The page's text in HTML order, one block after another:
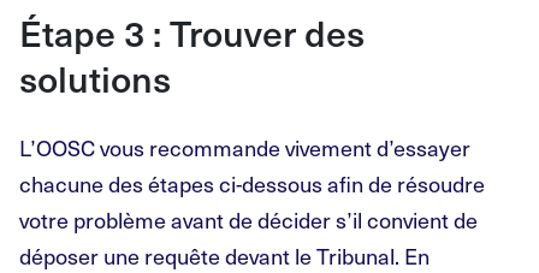
Étape 3 : Trouver des
solutions
L’OOSC vous recommande vivement d’essayer
chacune des étapes ci-dessous afin de résoudre
votre problème avant de décider s’il convient de
déposer une requête devant le Tribunal. En